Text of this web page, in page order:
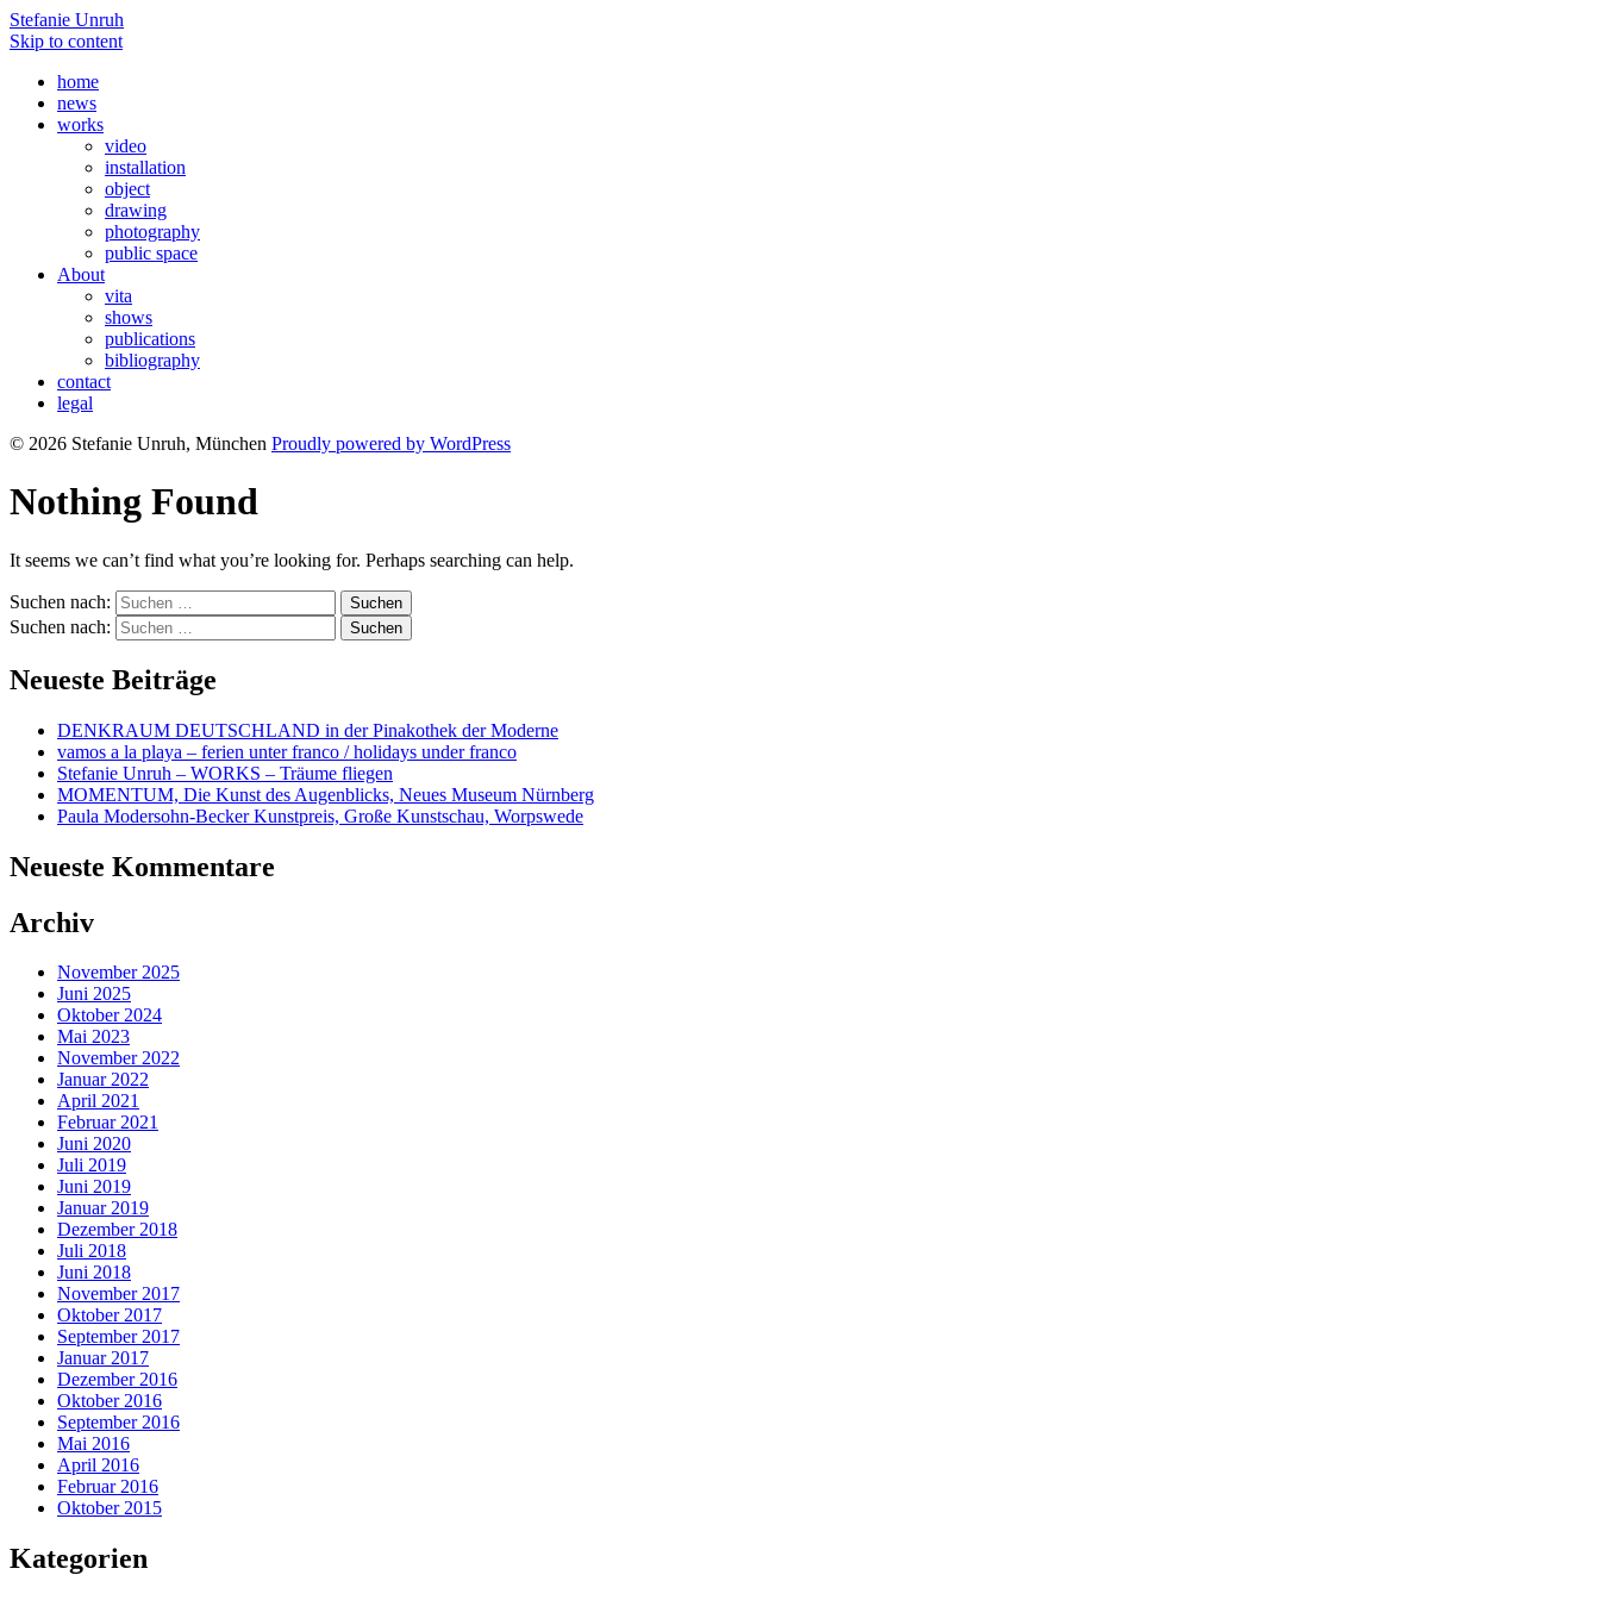
Stefanie Unruh
Skip to content
home
news
works
video
installation
object
drawing
photography
public space
About
vita
shows
publications
bibliography
contact
legal
© 2026 Stefanie Unruh, München Proudly powered by WordPress
Nothing Found
It seems we can’t find what you’re looking for. Perhaps searching can help.
Suchen nach:
Suchen nach:
Neueste Beiträge
DENKRAUM DEUTSCHLAND in der Pinakothek der Moderne
vamos a la playa – ferien unter franco / holidays under franco
Stefanie Unruh – WORKS – Träume fliegen
MOMENTUM, Die Kunst des Augenblicks, Neues Museum Nürnberg
Paula Modersohn-Becker Kunstpreis, Große Kunstschau, Worpswede
Neueste Kommentare
Archiv
November 2025
Juni 2025
Oktober 2024
Mai 2023
November 2022
Januar 2022
April 2021
Februar 2021
Juni 2020
Juli 2019
Juni 2019
Januar 2019
Dezember 2018
Juli 2018
Juni 2018
November 2017
Oktober 2017
September 2017
Januar 2017
Dezember 2016
Oktober 2016
September 2016
Mai 2016
April 2016
Februar 2016
Oktober 2015
Kategorien